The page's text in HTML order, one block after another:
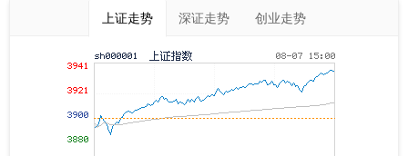
上证走势 深证走势 创业走势